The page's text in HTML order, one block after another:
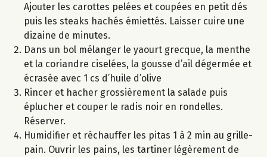
Ajouter les carottes pelées et coupées en petit dés
puis les steaks hachés émiettés. Laisser cuire une
dizaine de minutes.
Dans un bol mélanger le yaourt grecque, la menthe
et la coriandre ciselées, la gousse d’ail dégermée et
écrasée avec 1 cs d’huile d’olive
Rincer et hacher grossièrement la salade puis
éplucher et couper le radis noir en rondelles.
Réserver.
Humidifier et réchauffer les pitas 1 à 2 min au grille-
pain. Ouvrir les pains, les tartiner légèrement de